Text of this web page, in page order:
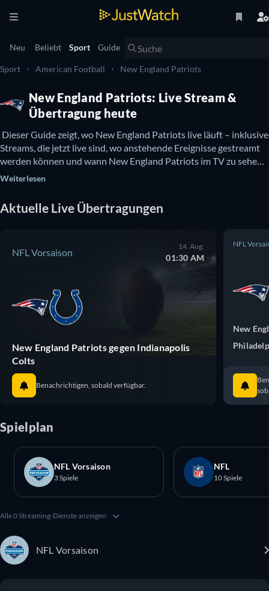
Neu Beliebt Sport Guide
Sport American Football New England Patriots
New England Patriots: Live Stream &
Übertragung heute
Dieser Guide zeigt, wo New England Patriots live läuft – inklusive
Streams, die jetzt live sind, wo anstehende Ereignisse gestreamt
werden können und wann New England Patriots im TV zu sehen
ist. Hier gibt es auch Infos dazu, ob New England Patriots
Weiterlesen
Aktuelle Live Übertragungen
NFL Vorsaison
14. Aug.
01:30 AM
New England Patriots gegen Indianapolis
Colts
Benachrichtigen, sobald verfügbar.
NFL
New
Spielplan
NFL Vorsaison
3 Spiele
NFL
10 Spiele
Alle 0 Streaming-Dienste anzeigen
NFL Vorsaison